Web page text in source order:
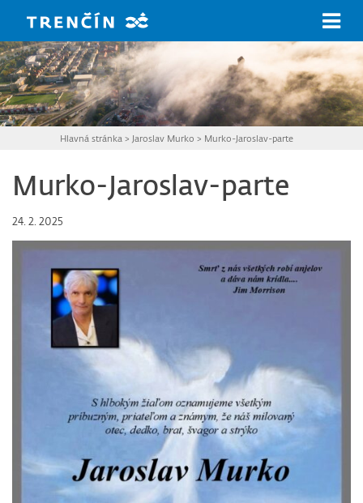
Hlavná stránka > Jaroslav Murko > Murko-Jaroslav-parte
Murko-Jaroslav-parte
24. 2. 2025